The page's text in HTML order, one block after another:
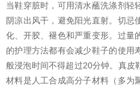
当鞋穿脏时，可用清水蘸洗涤剂轻
阴凉出风干，避免阳光直射。切忌
化、开胶、褪色和严重变形。过量
的护理方法都有会减少鞋子的使用
般浸泡时间不得超过20分钟。真皮
材料是人工合成高分子材料（多为